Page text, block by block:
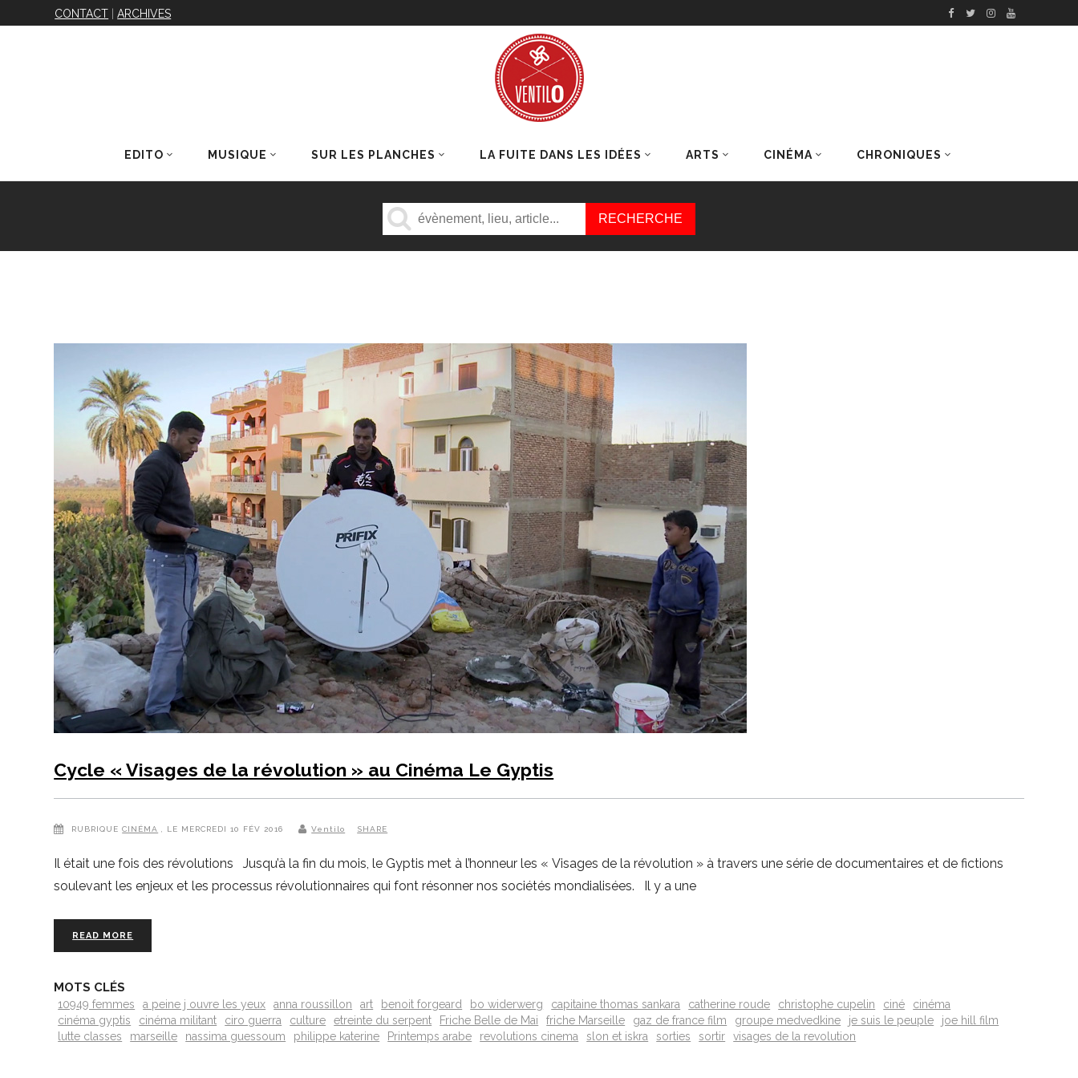
CONTACT |ARCHIVES
EDITO MUSIQUE SUR LES PLANCHES LA FUITE DANS LES IDÉES ARTS CINÉMA CHRONIQUES
DERNIERS ARTICLES
Cycle « Visages de la révolution » au Cinéma Le Gyptis
RUBRIQUE CINÉMA , LE MERCREDI 10 FÉV 2016 Ventilo SHARE
Il était une fois des révolutions Jusqu’à la fin du mois, le Gyptis met à l’honneur les « Visages de la révolution » à travers une série de documentaires et de fictions
soulevant les enjeux et les processus révolutionnaires qui font résonner nos sociétés mondialisées. Il y a une
READ MORE
MOTS CLÉS
10949 femmes a peine j ouvre les yeux anna roussillon art benoit forgeard bo widerwerg capitaine thomas sankara catherine roude christophe cupelin ciné
cinéma
cinéma gyptis
cinéma militant ciro guerra culture etreinte du serpent Friche Belle de Mai friche Marseille gaz de france film groupe medvedkine je suis le peuple
joe hill film
lutte classes
marseille nassima guessoum philippe katerine Printemps arabe revolutions cinema slon et iskra sorties sortir visages de la revolution